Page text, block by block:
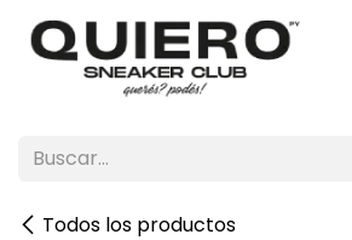
Ir al contenido
Todos los productos